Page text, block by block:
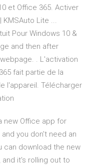
et Office 365. Activer
Lite ...
Pour Windows 10 &
and then after
. L'activation
fait partie de la
l'appareil. Télécharger
new Office app for
you don't need an
can download the new
it's rolling out to